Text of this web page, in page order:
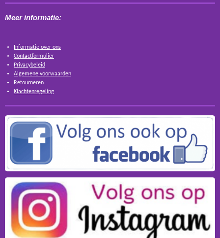
Meer informatie:
Informatie over ons
Contactformulier
Privacybeleid
Algemene voorwaarden
Retourneren
Klachtenregeling